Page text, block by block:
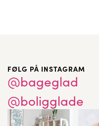
FØLG PÅ INSTAGRAM
@bageglad
@boligglade